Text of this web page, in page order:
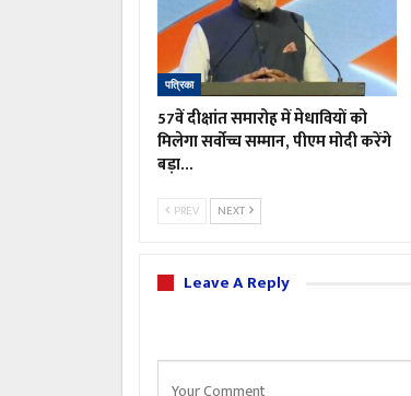
पत्रिका
57वें दीक्षांत समारोह में मेधावियों को
मिलेगा सर्वोच्च सम्मान, पीएम मोदी करेंगे
बड़ा…
PREV NEXT
Leave A Reply